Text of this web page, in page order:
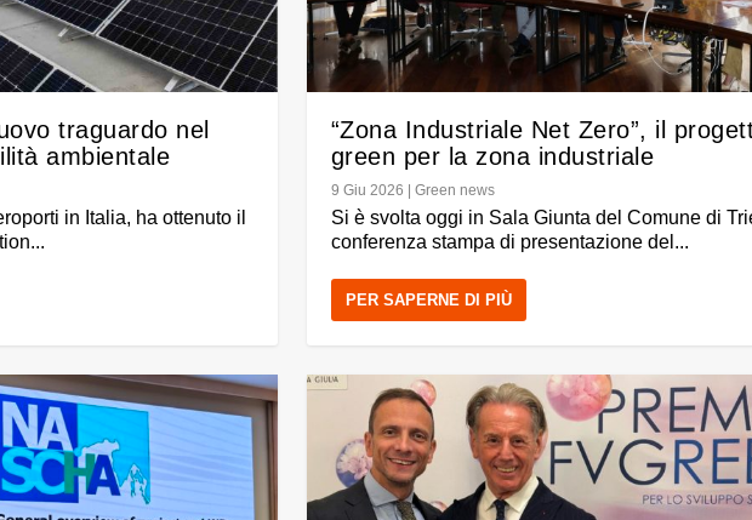
traguardo nel
ambientale
in Italia, ha ottenuto il
“Zona Industriale Net Zero”, il
green per la zona industriale
9 Giu 2026 | Green news
Si è svolta oggi in Sala Giunta del Comune di
conferenza stampa di presentazione del...
PER SAPERNE DI PIÙ